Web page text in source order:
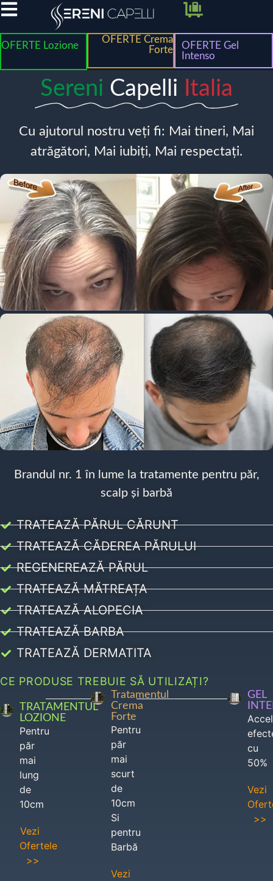
OFERTE Lozione
OFERTE Crema
Forte
OFERTE Gel
Intenso
Sereni Capelli Italia
Cu ajutorul nostru veți fi: Mai tineri, Mai
atrăgători, Mai iubiți, Mai respectați.
Brandul nr. 1 în lume la tratamente pentru păr,
scalp și barbă
TRATEAZĂ PĂRUL CĂRUNT
TRATEAZĂ CĂDEREA PĂRULUI
REGENEREAZĂ PĂRUL
TRATEAZĂ MĂTREAȚA
TRATEAZĂ ALOPECIA
TRATEAZĂ BARBA
TRATEAZĂ DERMATITA
CE PRODUSE TREBUIE SĂ UTILIZAȚI?
TRATAMENTUL
LOZIONE
Pentru
păr
mai
lung
de
10cm
Vezi
Ofertele
>>
Tratamentul
Crema
Forte
Pentru
păr
mai
scurt
de
10cm
Si
pentru
Barbă
Vezi
GEL
cu
50%
Vezi
>>